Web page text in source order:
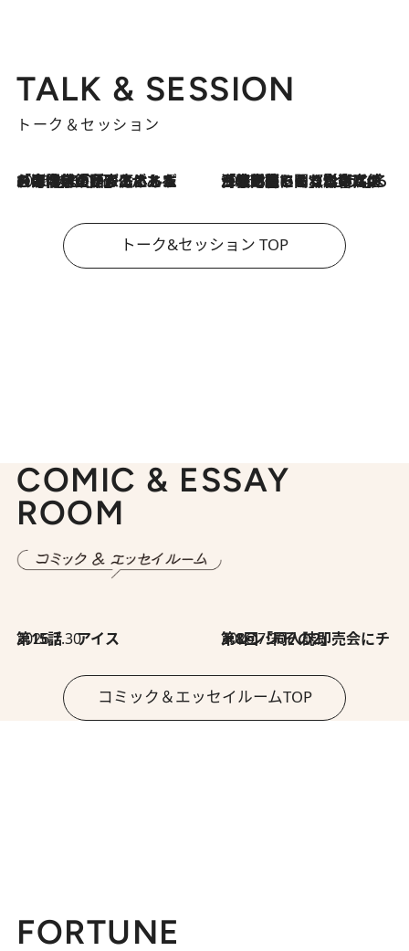
TALK & SESSION
トーク＆セッション
2026.8.3
「今後値上げがあるとすれば…」「リスクがあるのは今年の冬」エネルギー専門家が語る、ホルムズ海峡封鎖が家庭にもたらす“ある心配” 2026.8.3
「住宅建てられない…」「サーチャージ料の高値が続いている」ホルムズ海峡封鎖による影響はいつまで続く？《エネルギー専門家に聞く“どうなる日本の暮らし”》
トーク&セッション TOP
COMIC & ESSAY
ROOM
2026.7.30
第15話 アイス 2026.7.30
第8回「同人誌即売会にチャレンジ その2」
コミック＆エッセイルームTOP
FORTUNE